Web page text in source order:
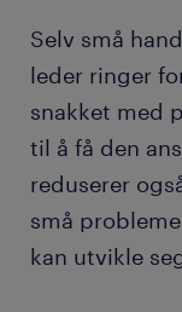
Selv små
leder ringer
snakket med
til å få den
reduserer
små
kan utvikle